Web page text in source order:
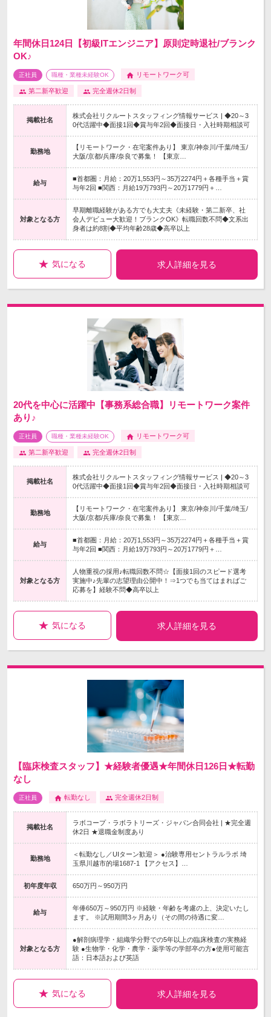
年間休日124日【初級ITエンジニア】原則定時退社/ブランク
OK♪
正社員 職種・業種未経験OK リモートワーク可
第二新卒歓迎 完全週休2日制
掲載社名
株式会社リクルートスタッフィング情報サービス | ◆20～3
0代活躍中◆面接1回◆賞与年2回◆面接日・入社時期相談可
勤務地
【リモートワーク・在宅案件あり】 東京/神奈川/千葉/埼玉/
大阪/京都/兵庫/奈良で募集！ 【東京…
給与
■首都圏：月給：20万1,553円～35万2274円＋各種手当＋賞
与年2回 ■関西：月給19万793円～20万1779円＋…
対象となる方
早期離職経験がある方でも大丈夫《未経験・第二新卒、社
会人デビュー大歓迎！ブランクOK》転職回数不問◆文系出
身者は約8割◆平均年齢28歳◆高卒以上
気になる 求人詳細を見る
20代を中心に活躍中【事務系総合職】リモートワーク案件
あり♪
正社員 職種・業種未経験OK リモートワーク可
第二新卒歓迎 完全週休2日制
掲載社名
株式会社リクルートスタッフィング情報サービス | ◆20～3
0代活躍中◆面接1回◆賞与年2回◆面接日・入社時期相談可
勤務地
【リモートワーク・在宅案件あり】 東京/神奈川/千葉/埼玉/
大阪/京都/兵庫/奈良で募集！ 【東京…
給与
■首都圏：月給：20万1,553円～35万2274円＋各種手当＋賞
与年2回 ■関西：月給19万793円～20万1779円＋…
対象となる方
人物重視の採用♪転職回数不問☆【面接1回のスピード選考
実施中♪先輩の志望理由公開中！⇒1つでも当てはまればご
応募を】経験不問◆高卒以上
気になる 求人詳細を見る
【臨床検査スタッフ】★経験者優遇★年間休日126日★転勤
なし
正社員 転勤なし 完全週休2日制
掲載社名
ラボコープ・ラボラトリーズ・ジャパン合同会社 | ★完全週
休2日 ★退職金制度あり
勤務地
＜転勤なし／UIターン歓迎＞ ●治験専用セントラルラボ 埼
玉県川越市的場1687-1 【アクセス】…
初年度年収 650万円～950万円
給与
年俸650万～950万円 ※経験・年齢を考慮の上、決定いたし
ます。 ※試用期間3ヶ月あり（その間の待遇に変…
対象となる方
●解剖病理学・組織学分野での5年以上の臨床検査の実務経
験 ●生物学・化学・農学・薬学等の学部卒の方●使用可能言
語：日本語および英語
気になる 求人詳細を見る